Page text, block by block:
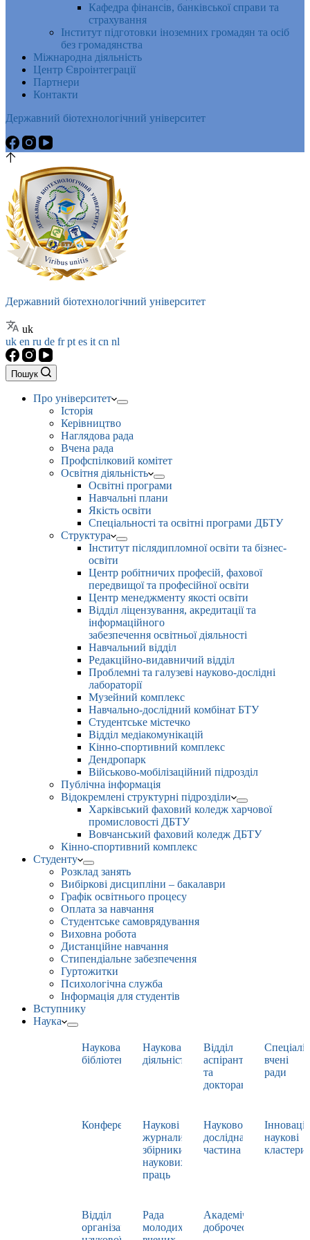
Кафедра фінансів, банківської справи та
страхування
Інститут підготовки іноземних громадян та осіб
без громадянства
Міжнародна діяльність
Центр Євроінтеграції
Партнери
Контакти
Державний біотехнологічний університет
Державний біотехнологічний університет
uk
uk en ru de frpt es it cn nl
Пошук
Про університет
Історія
Керівництво
Наглядова рада
Вчена рада
Профспілковий комітет
Освітня діяльність
Освітні програми
Навчальні плани
Якість освіти
Спеціальності та освітні програми ДБТУ
Структура
Інститут післядипломної освіти та бізнес-
освіти
Центр робітничих професій, фахової
передвищої та професійної освіти
Центр менеджменту якості освіти
Відділ ліцензування, акредитації та
інформаційного
забезпечення освітньої діяльності
Навчальний відділ
Редакційно-видавничий відділ
Проблемні та галузеві науково-дослідні
лабораторії
Музейний комплекс
Навчально-дослідний комбінат БТУ
Студентське містечко
Відділ медіакомунікацій
Кінно-спортивний комплекс
Дендропарк
Військово-мобілізаційний підрозділ
Публічна інформація
Відокремлені структурні підрозділи
Харківський фаховий коледж харчової
промисловості ДБТУ
Вовчанський фаховий коледж ДБТУ
Кінно-спортивний комплекс
Студенту
Розклад занять
Вибіркові дисципліни – бакалаври
Графік освітнього процесу
Оплата за навчання
Студентське самоврядування
Виховна робота
Дистанційне навчання
Стипендіальне забезпечення
Гуртожитки
Психологічна служба
Інформація для студентів
Вступнику
Наука
Наукова
бібліотека
Наукова
діяльність
Відділ
аспірантури
та
докторантури
вчені
ради
Конференції
Наукові
журнали,
збірники
наукових
праць
Науково-
дослідна
частина
наукові
кластери
Відділ
організації
Рада
молодих
Академічна
доброчесність